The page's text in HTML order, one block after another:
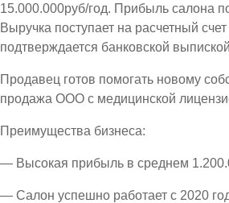
15.000.000руб/год. Прибыль салона
Выручка поступает на расчетный
подтверждается банковской
Продавец готов помогать новому
продажа ООО с медицинской
Преимущества бизнеса:
— Высокая прибыль в среднем
— Салон успешно работает с 2020